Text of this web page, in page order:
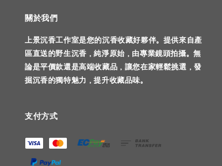
關於我們
上景沉香工作室是您的沉香收藏好夥伴。提供來自產
區直送的野生沉香，純淨原始，由專業鏡頭拍攝。無
論是平價款還是高端收藏品，讓您在家輕鬆挑選，發
掘沉香的獨特魅力，提升收藏品味。
支付方式